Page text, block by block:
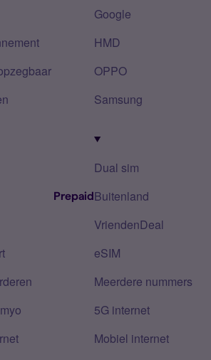
Prepaid
Google
HMD
OPPO
Samsung
Dual sim
Buitenland
VriendenDeal
eSIM
Meerdere nummers
5G internet
Mobiel internet